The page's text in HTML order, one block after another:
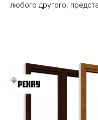
любого другого,